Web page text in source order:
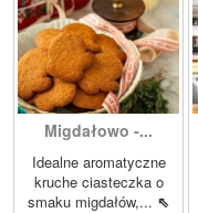
Migdałowo -...
Idealne aromatyczne
kruche ciasteczka o
smaku migdałów,... ⇖